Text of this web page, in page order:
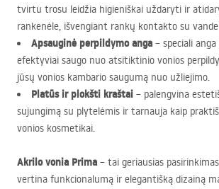
tvirtu trosu leidžia higieniškai uždaryti ir
rankenėle, išvengiant rankų kontakto su
Apsauginė perpildymo anga – speciali
efektyviai saugo nuo atsitiktinio vonios
jūsų vonios kambario saugumą nuo užliejimo.
Platūs ir plokšti kraštai – palengvina
sujungimą su plytelėmis ir tarnauja kaip
vonios kosmetikai.
Akrilo vonia Prima – tai geriausias
vertina funkcionalumą ir elegantišką dizainą